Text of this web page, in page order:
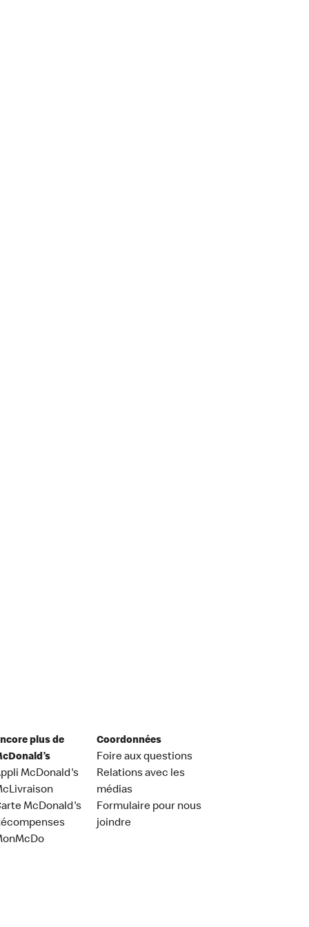
plus de
McDonald's
McDonald's
Coordonnées
Foire aux questions
Relations avec les
médias
Formulaire pour nous
joindre